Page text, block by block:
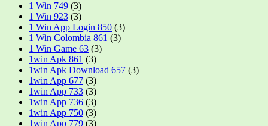
1 Win 749 (3)
1 Win 923 (3)
1 Win App Login 850 (3)
1 Win Colombia 861 (3)
1 Win Game 63 (3)
1win Apk 861 (3)
1win Apk Download 657 (3)
1win App 677 (3)
1win App 733 (3)
1win App 736 (3)
1win App 750 (3)
1win App 779 (3)